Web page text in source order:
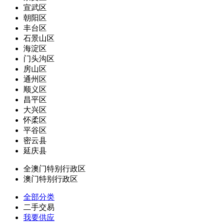
宣武区
朝阳区
丰台区
石景山区
海淀区
门头沟区
房山区
通州区
顺义区
昌平区
大兴区
怀柔区
平谷区
密云县
延庆县
全澳门特别行政区
澳门特别行政区
全部分类
二手交易
我要供应